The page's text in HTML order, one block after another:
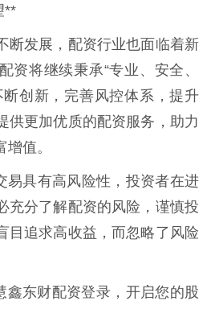
**
断发展，配资行业也面临着新
资将继续秉承“专业、安全、
断创新，完善风控体系，提升
供更加优质的配资服务，助力
值。
易具有高风险性，投资者在进
充分了解配资的风险，谨慎投
目追求高收益，而忽略了风险
鑫东财配资登录，开启您的股